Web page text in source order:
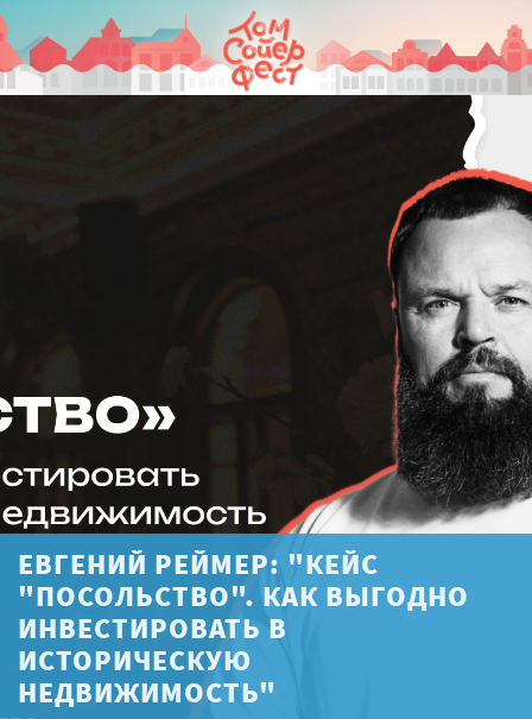
ЕВГЕНИЙ РЕЙМЕР: "КЕЙС
"ПОСОЛЬСТВО". КАК ВЫГОДНО
ИНВЕСТИРОВАТЬ В
ИСТОРИЧЕСКУЮ
НЕДВИЖИМОСТЬ"